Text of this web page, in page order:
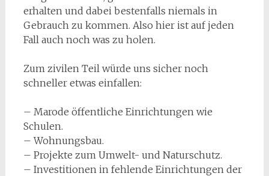
erhalten und dabei bestenfalls niemals in
Gebrauch zu kommen. Also hier ist auf jeden
Fall auch noch was zu holen.
Zum zivilen Teil würde uns sicher noch
schneller etwas einfallen:
– Marode öffentliche Einrichtungen wie
Schulen.
– Wohnungsbau.
– Projekte zum Umwelt- und Naturschutz.
– Investitionen in fehlende Einrichtungen der